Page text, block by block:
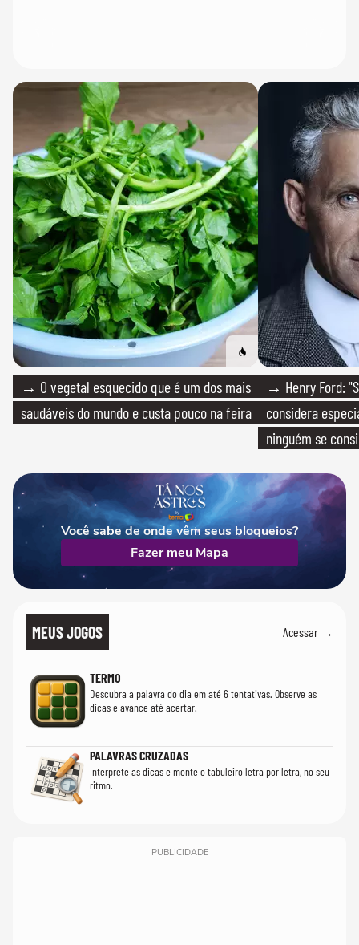
→ O vegetal esquecido que é um dos mais
saudáveis do mundo e custa pouco na feira
→ Henry Ford:
considera
ninguém se
Você sabe de onde vêm seus bloqueios?
Fazer meu Mapa
MEUS JOGOS Acessar →
TERMO
Descubra a palavra do dia em até 6 tentativas. Observe as
dicas e avance até acertar.
PALAVRAS CRUZADAS
Interprete as dicas e monte o tabuleiro letra por letra, no seu
ritmo.
PUBLICIDADE